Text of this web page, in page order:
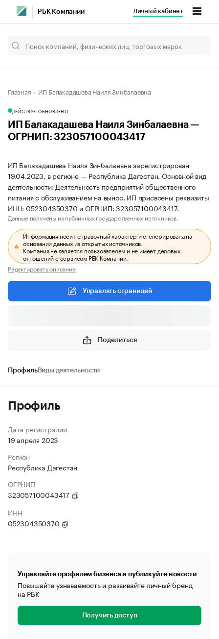
РБК Компании Личный кабинет
Главная ИП Балакадашева Наиля Зинбалаевна
ДЕЙСТВУЕТОБНОВЛЕНО
ИП Балакадашева Наиля Зинбалаевна —
ОГРНИП: 323057100043417
ИП Балакадашева Наиля Зинбалаевна зарегистрирован
19.04.2023, в регионе — Республика Дагестан. Основной вид
деятельности: Деятельность предприятий общественного
питания с обслуживанием на вынос. ИП присвоены реквизиты
ИНН: 052304350370 и ОГРНИП: 323057100043417.
Данные получены из публичных государственных источников.
Информация носит справочный характер и сгенерирована на
основании данных из открытых источников.
Компания не является пользователем и не имеет деловых
отношений с сервисом РБК Компании.
Редактировать описание
Управлять страницей
Поделиться
ПрофильВиды деятельности
Профиль
Дата регистрации
19 апреля 2023
Регион
Республика Дагестан
ОГРНИП
323057100043417
ИНН
052304350370
Управляйте профилем бизнеса и публикуйте новости
Повышайте узнаваемость и развивайте личный бренд
на РБК
Получить доступ